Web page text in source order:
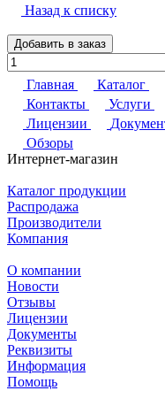
Назад к списку
Добавить в заказ
Главная Каталог
Контакты
Услуги
Лицензии
Обзоры
Интернет-магазин
Каталог продукции
Распродажа
Производители
Компания
О компании
Новости
Отзывы
Лицензии
Документы
Реквизиты
Информация
Помощь